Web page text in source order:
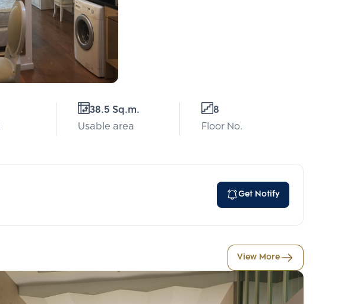
38.5 Sq.m.
Usable area
8
Floor No.
Get Notify
View More